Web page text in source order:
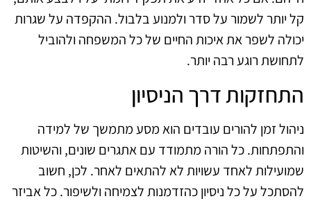
קל יותר לשמור על סדר ולמנוע בלבול. ההקפדה על שגרות
יכולה לשפר את איכות החיים של כל המשפחה ולהוביל
לתחושת רוגע רבה יותר.
התחזקות דרך הניסיון
ניהול זמן להורים עובדים הוא מסע מתמשך של למידה
והתפתחות. כל הורה מתמודד עם אתגרים שונים, והשיטות
שמועילות לאחד עשויות לא להתאים לאחר. לכן, חשוב
להסתכל על כל ניסיון כהזדמנות לצמיחה ולשיפור. כל אביזר